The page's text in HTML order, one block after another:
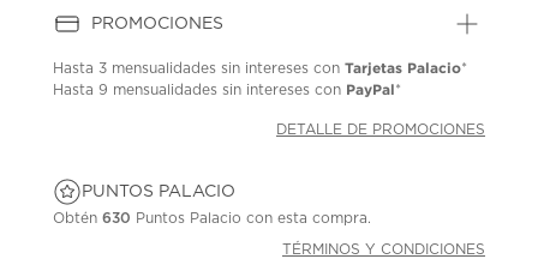
PROMOCIONES
Hasta 3 mensualidades sin intereses conTarjetas Palacio*
Hasta9 mensualidades sin intereses con PayPal*
DETALLE DE PROMOCIONES
PUNTOS PALACIO
Obtén630 Puntos Palacio con esta compra.
TÉRMINOS Y CONDICIONES